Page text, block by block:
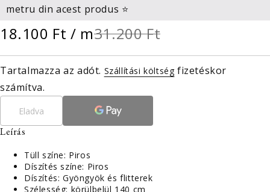
metru din acest produs ⭐
18.100 Ft / m31.200 Ft
Tartalmazza az adót. Szállítási költség fizetéskor
számítva.
Eladva
Leírás
Tüll színe: Piros
Díszítés színe: Piros
Díszítés: Gyöngyök és flitterek
Szélesség: körülbelül 140 cm